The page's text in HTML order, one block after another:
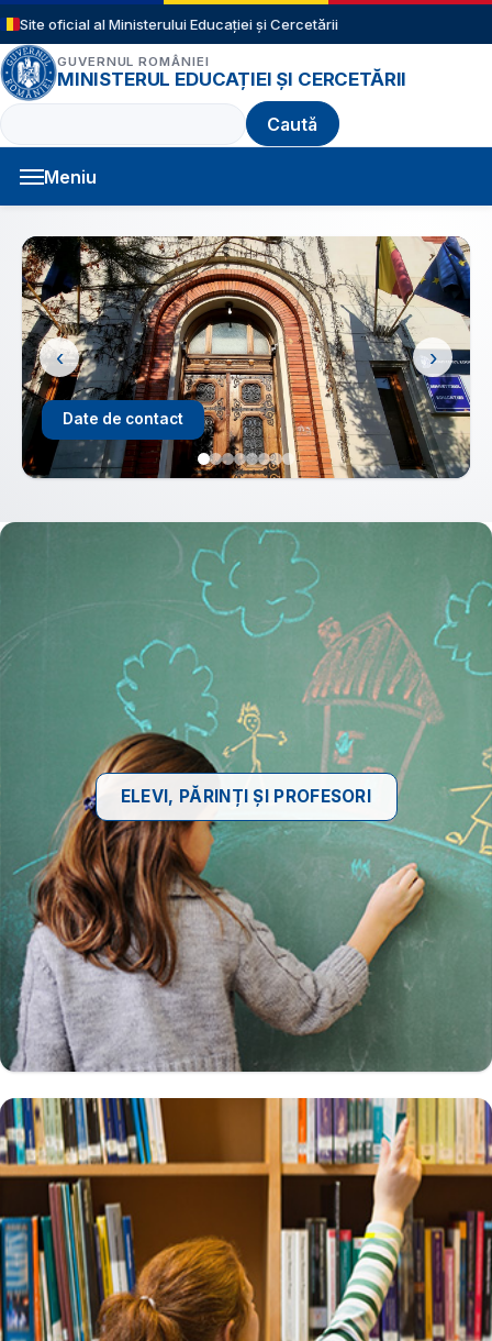
Sari la conținutul principal
Site oficial al Ministerului Educației și Cercetării
GUVERNUL ROMÂNIEI
MINISTERUL EDUCAȚIEI ȘI CERCETĂRII
Caută
Meniu
Structură an școlar 2026 - 2027
‹ ›
ELEVI, PĂRINȚI ȘI PROFESORI